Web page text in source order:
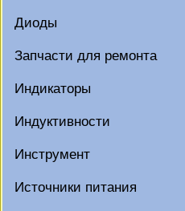
Диоды
Запчасти для ремонта
Индикаторы
Индуктивности
Инструмент
Источники питания